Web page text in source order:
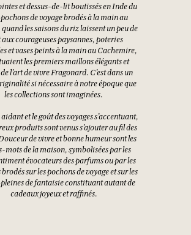
et dessus-de-lit boutissés en Inde du
de voyage brodés à la main au
les saisons du riz laissent un peu de
courageuses paysannes, poteries
et vases peints à la main au Cachemire,
les premiers maillons élégants et
l’art de vivre Fragonard. C’est dans un
si nécessaire à notre époque que
les collections sont imaginées.
aidant et le goût des voyages s’accentuant,
produits sont venus s’ajouter au fil des
de vivre et bonne humeur sont les
mots de la maison, symbolisées par les
évocateurs des parfums ou par les
brodés sur les pochons de voyage et sur les
pleines de fantaisie constituant autant de
cadeaux joyeux et raffinés.